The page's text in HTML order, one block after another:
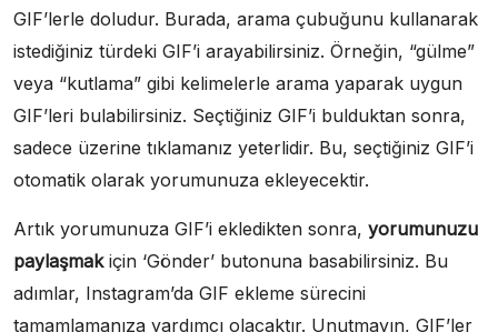
GIF’lerle doludur. Burada, arama çubuğunu kullanarak
istediğiniz türdeki GIF’i arayabilirsiniz. Örneğin, “gülme”
veya “kutlama” gibi kelimelerle arama yaparak uygun
GIF’leri bulabilirsiniz. Seçtiğiniz GIF’i bulduktan sonra,
sadece üzerine tıklamanız yeterlidir. Bu, seçtiğiniz GIF’i
otomatik olarak yorumunuza ekleyecektir.
Artık yorumunuza GIF’i ekledikten sonra, yorumunuzu
paylaşmakiçin ‘Gönder’ butonuna basabilirsiniz. Bu
adımlar, Instagram’da GIF ekleme sürecini
tamamlamanıza yardımcı olacaktır. Unutmayın, GIF’ler